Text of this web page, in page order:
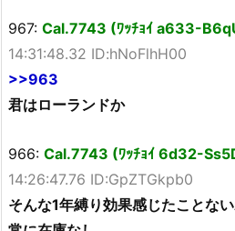
967: Cal.7743 (ﾜｯﾁｮｲ a633-
14:31:48.32 ID:hNoFlhH00
>>963
君はローランドか
966: Cal.7743 (ﾜｯﾁｮｲ 6d32-
14:26:47.76 ID:GpZTGkpb0
そんな1年縛り効果感じたことな